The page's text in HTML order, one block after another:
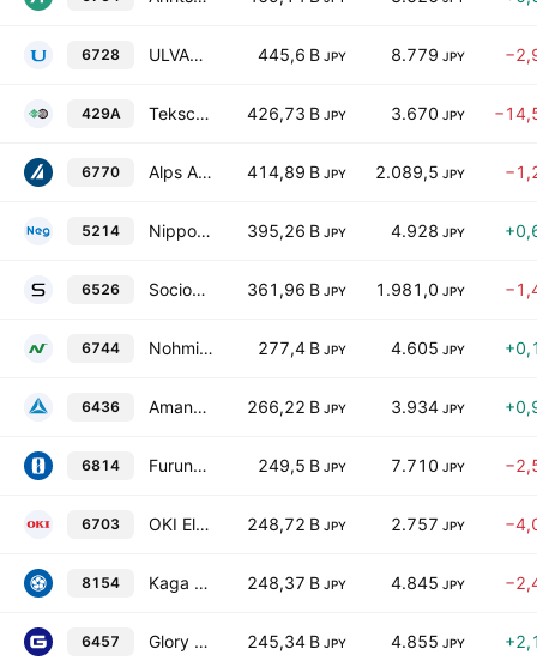
6728 ULVAC, Inc. 445,6 B JPY 8.779 JPY
429A Tekscend Photomask Corp. 426,73 B JPY 3.670 JPY
6770 Alps Alpine Co., Ltd. 414,89 B JPY 2.089,5 JPY
5214 Nippon Electric Glass Co., Ltd. 395,26 B JPY 4.928 JPY
6526 Socionext Inc. 361,96 B JPY 1.981,0 JPY
6744 Nohmi Bosai Ltd. 277,4 B JPY 4.605 JPY
6436 Amano Corporation 266,22 B JPY 3.934 JPY
6814 Furuno Electric Co., Ltd. 249,5 B JPY 7.710 JPY
6703 OKI Electric Industry Company, Limited 248,72 B JPY 2.757 JPY
8154 Kaga Electronics Co., Ltd. 248,37 B JPY 4.845 JPY
6457 Glory Ltd. 245,34 B JPY 4.855 JPY